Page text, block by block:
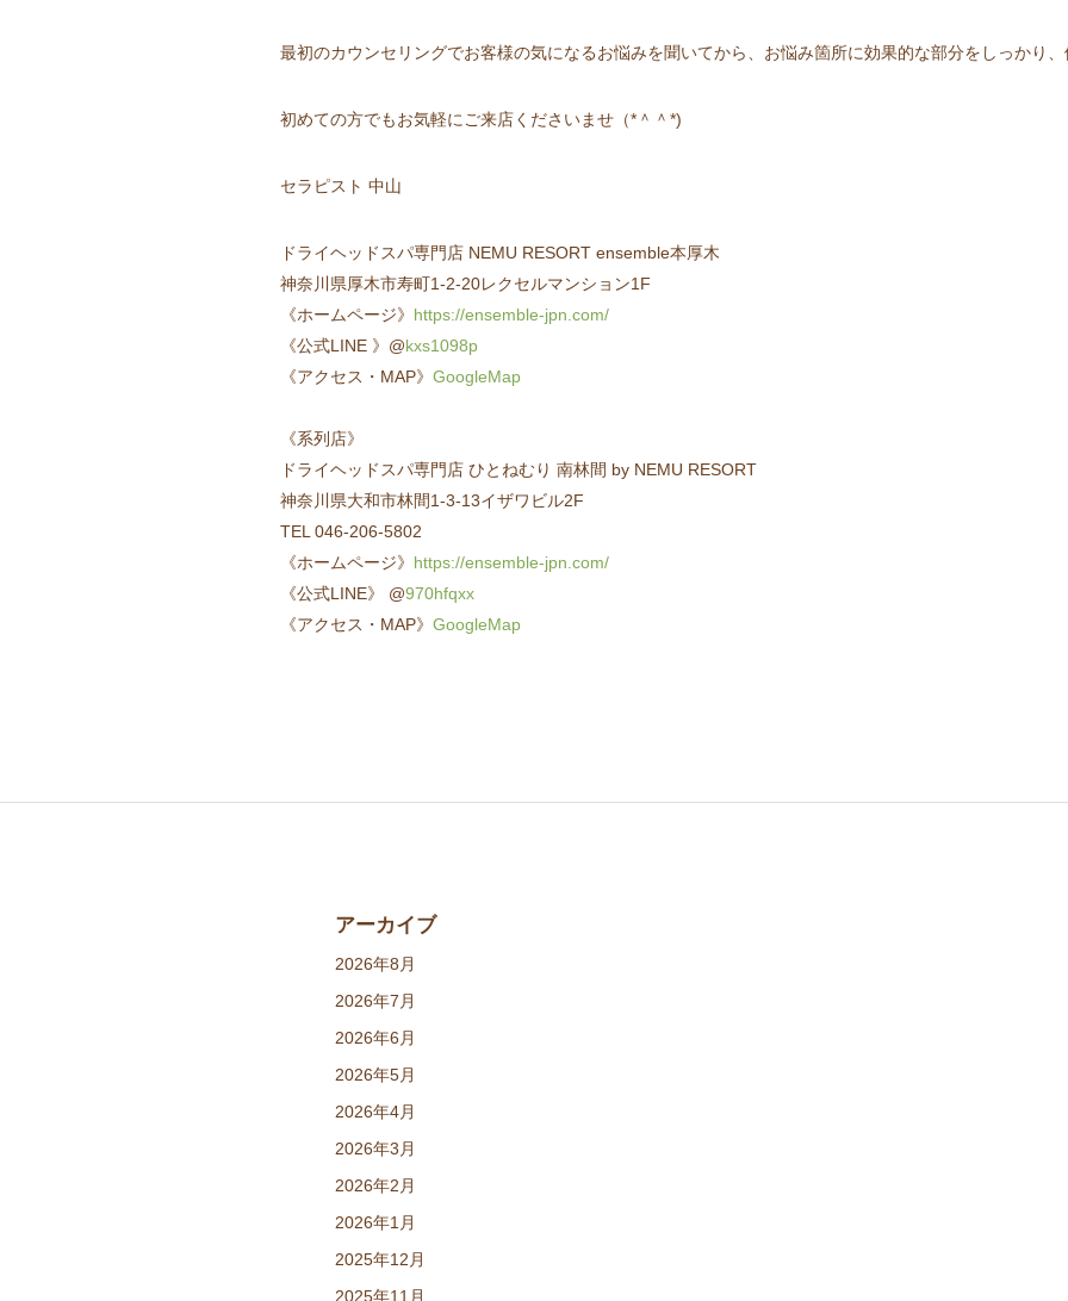
最初のカウンセリングでお客様の気になるお悩みを聞いてから、お悩み箇所に効果的な部分をしっかり
初めての方でもお気軽にご来店くださいませ（*＾＾*)
セラピスト 中山
ドライヘッドスパ専門店 NEMU RESORT ensemble本厚木
神奈川県厚木市寿町1-2-20レクセルマンション1F
《ホームページ》 https://ensemble-jpn.com/
《公式LINE 》@kxs1098p
《アクセス・MAP》GoogleMap
《系列店》
ドライヘッドスパ専門店 ひとねむり 南林間 by NEMU RESORT
神奈川県大和市林間1-3-13イザワビル2F
TEL 046-206-5802
《ホームページ》 https://ensemble-jpn.com/
《公式LINE》 @970hfqxx
《アクセス・MAP》GoogleMap
アーカイブ
2026年8月
2026年7月
2026年6月
2026年5月
2026年4月
2026年3月
2026年2月
2026年1月
2025年12月
2025年11月